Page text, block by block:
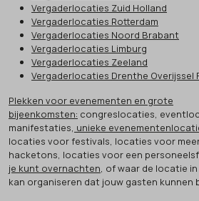
Vergaderlocaties Zuid Holland
Vergaderlocaties Rotterdam
Vergaderlocaties Noord Brabant
Vergaderlocaties Limburg
Vergaderlocaties Zeeland
Vergaderlocaties Drenthe Overijssel
Plekken voor evenementen en grote
bijeenkomsten: congreslocaties,
manifestaties, unieke
locaties voor festivals, locaties voor
hacketons, locaties voor een
je kunt overnachten, of waar de locatie
kan organiseren dat jouw gasten kunnen